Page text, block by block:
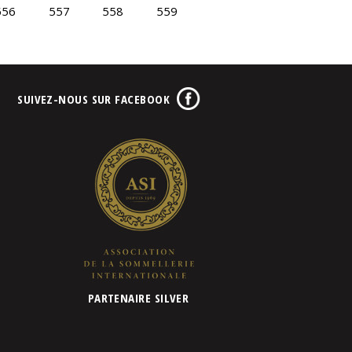
557 558
559
SUIVEZ-NOUS SUR FACEBOOK
PARTENAIRE SILVER